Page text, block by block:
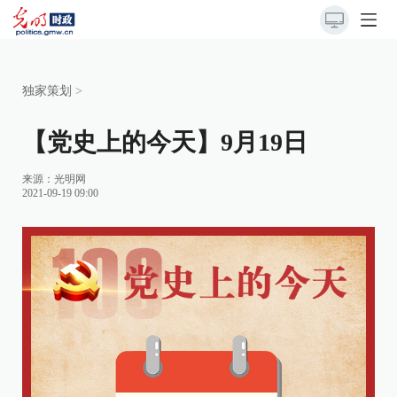
独家策划 >
【党史上的今天】9月19日
来源： 光明网
2021-09-19 09:00